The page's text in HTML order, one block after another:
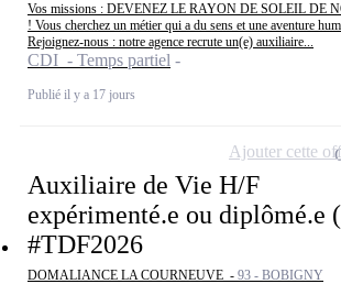
Vos missions : DEVENEZ LE RAYON DE SOLEIL DE
! Vous cherchez un métier qui a du sens et une aventure
Rejoignez-nous : notre agence recrute un(e) auxiliaire...
CDI - Temps partiel
Publié il y a 17 jours
Auxiliaire de Vie H/F
expérimenté.e ou diplômé.e
#TDF2026
DOMALIANCE LA COURNEUVE - 93 - BOBIGNY
Ajouter cette